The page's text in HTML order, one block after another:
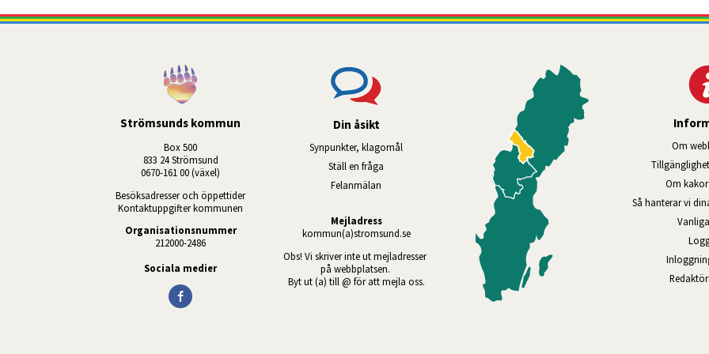
Strömsunds kommun
Box 500
833 24 Strömsund
0670-161 00 (växel)
Besöksadresser och öppettider
Kontaktuppgifter kommunen
Organisationsnummer
212000-2486
Sociala medier
Din åsikt
Synpunkter, klagomål
Ställ en fråga
Felanmälan
Mejladress
kommun(a)stromsund.se
Obs! Vi skriver inte ut mejladresser
på webbplatsen.
Byt ut (a) till @ för att mejla oss.
Om
Om
Så hanterar vi